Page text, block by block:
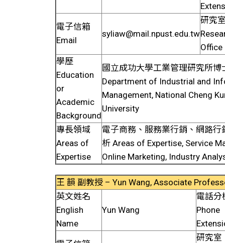
電子信箱
Email
syliaw@mail.npust.edu.tw
研究
Office
學歷
Education
or
Academic
Background
國立成功大學工業管理研究所博
Department of Industrial and
Management, National Cheng
University
專長領域
Areas of
Expertise
電子商務、服務業行銷、網路行
析 Areas of Expertise, Service
Online Marketing, Industry
王 韻 副教授 – Yun Wang, Associate
英文姓名
English
Name
Yun Wang
電話分
Phone
研究室